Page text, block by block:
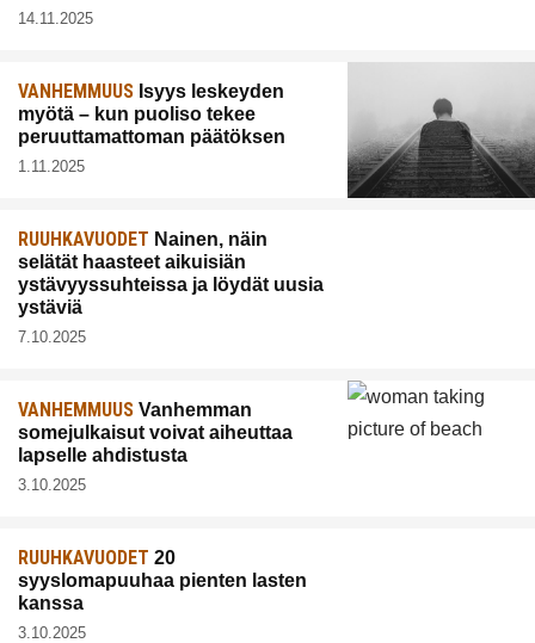
14.11.2025
VANHEMMUUS Isyys leskeyden
myötä – kun puoliso tekee
peruuttamattoman päätöksen
1.11.2025
RUUHKAVUODET Nainen, näin
selätät haasteet aikuisiän
ystävyyssuhteissa ja löydät uusia
ystäviä
7.10.2025
VANHEMMUUS Vanhemman
somejulkaisut voivat aiheuttaa
lapselle ahdistusta
3.10.2025
RUUHKAVUODET 20
syyslomapuuhaa pienten lasten
kanssa
3.10.2025